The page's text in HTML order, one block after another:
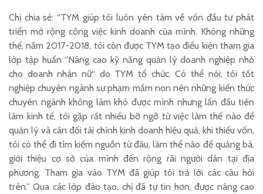
Chị chia sẻ: “TYM giúp tôi luôn yên tâm về vốn đầu tư phát
triển mở rộng công việc kinh doanh của mình. Không những
thế, năm 2017-2018, tôi còn được TYM tạo điều kiện tham gia
lớp tập huấn “Nâng cao kỹ năng quản lý doanh nghiệp nhỏ
cho doanh nhân nữ“ do TYM tổ chức. Có thể nói, tôi tốt
nghiệp chuyên ngành sư phạm mầm non nên những kiến thức
chuyên ngành không làm khó được mình nhưng lần đầu tiên
làm kinh tế, tôi gặp rất nhiều bỡ ngỡ từ việc làm thế nào để
quản lý và cân đối tài chính kinh doanh hiệu quả, khi thiếu vốn,
tôi có thể đi tìm kiếm nguồn từ đâu, làm thể nào để quảng bá,
giới thiệu cơ sở của mình đến rộng rãi người dân tại địa
phương. Tham gia vào TYM đã giúp tôi trả lời các câu hỏi
trên.” Qua các lớp đào tạo, chị đã tự tin hơn, được nâng cao